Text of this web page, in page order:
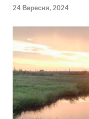
24 Вересня, 2024